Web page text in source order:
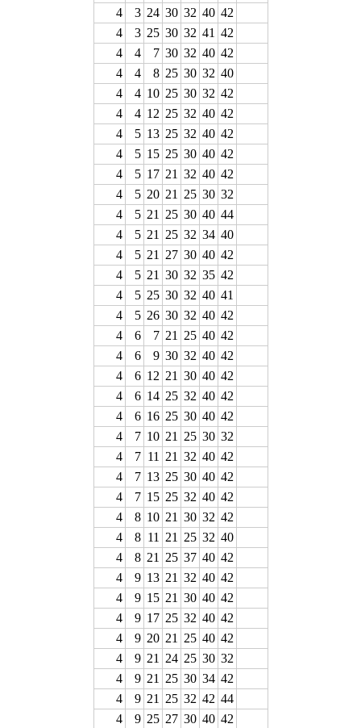
4
3 24 30 32 40 42
4
3 25 30 32 41 42
4
4 7 30 32 40 42
4
4 8 25 30 32 40
4
4 10 25 30 32 42
4
4 12 25 32 40 42
4
5 13 25 32 40 42
4
5 15 25 30 40 42
4
5 17 21 32 40 42
4
5 20 21 25 30 32
4
5 21 25 30 40 44
4
5 21 25 32 34 40
4
5 21 27 30 40 42
4
5 21 30 32 35 42
4
5 25 30 32 40 41
4
5 26 30 32 40 42
4
6 7 21 25 40 42
4
6 9 30 32 40 42
4
6 12 21 30 40 42
4
6 14 25 32 40 42
4
6 16 25 30 40 42
4
7 10 21 25 30 32
4
7 11 21 32 40 42
4
7 13 25 30 40 42
4
7 15 25 32 40 42
4
8 10 21 30 32 42
4
8 11 21 25 32 40
4
8 21 25 37 40 42
4
9 13 21 32 40 42
4
9 15 21 30 40 42
4
9 17 25 32 40 42
4
9 20 21 25 40 42
4
9 21 24 25 30 32
4
9 21 25 30 34 42
4
9 21 25 32 42 44
4
9 25 27 30 40 42